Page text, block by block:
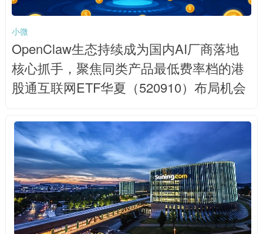
小微
OpenClaw生态持续成为国内AI厂商落地
核心抓手，聚焦同类产品最低费率档的港
股通互联网ETF华夏（520910）布局机会